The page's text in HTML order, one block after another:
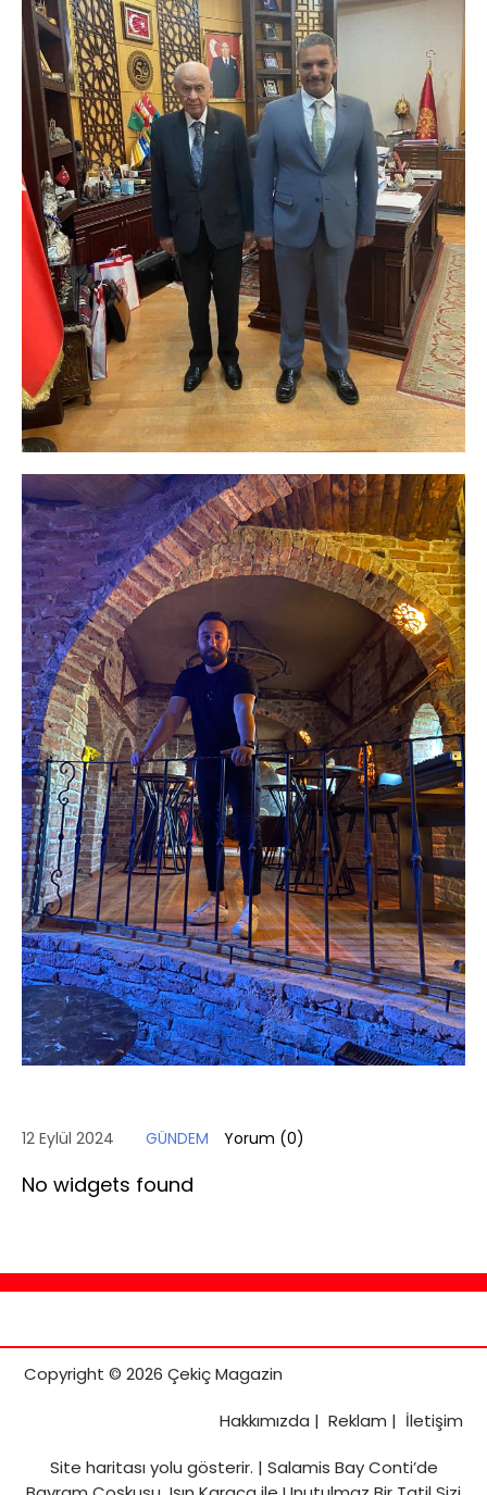
12 Eylül 2024 GÜNDEM Yorum (0)
No widgets found
Copyright © 2026 Çekiç Magazin
Hakkımızda | Reklam | İletişim
Site haritasıyolu gösterir. | Salamis Bay Conti’de